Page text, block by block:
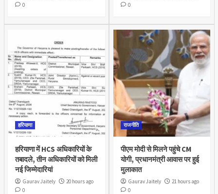
0
0
हरियाणा
हरियाणा में HCS अधिकारियों के
तबादले, तीन अधिकारियों को मिली
नई जिम्मेदारियां
Gaurav Jaitely
20 hours ago
0
राजनीति
पीएम मोदी से मिलने पहुंचे CM
योगी, प्रधानमंत्री आवास पर हुई
मुलाकात
Gaurav Jaitely
21 hours ago
0